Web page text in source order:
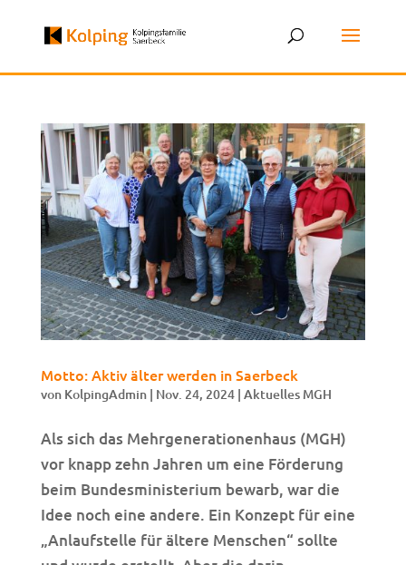
Motto: Aktiv älter werden in Saerbeck
von KolpingAdmin| Nov. 24, 2024| Aktuelles MGH
Als sich das Mehrgenerationenhaus (MGH)
vor knapp zehn Jahren um eine Förderung
beim Bundesministerium bewarb, war die
Idee noch eine andere. Ein Konzept für eine
„Anlaufstelle für ältere Menschen“ sollte